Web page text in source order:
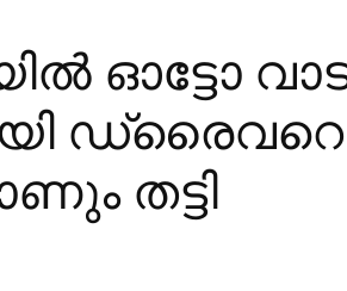
ഓട്ടോ
തട്ടി